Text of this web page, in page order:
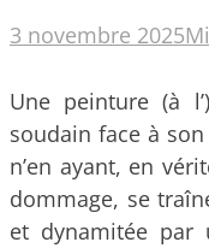
3 novembre 2025
Une peinture (à
soudain face à
n’en ayant, en
dommage, se
et dynamitée par